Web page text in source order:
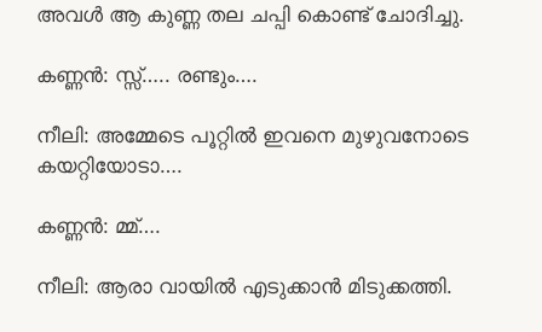
അവൾ ആ കുണ്ണ തല ചപ്പി കൊണ്ട് ചോദിച്ചു.
കണ്ണൻ: സ്സ്‌….. രണ്ടും….
നീലി: അമ്മേടെ പൂറ്റിൽ ഇവനെ മുഴുവനോടെ
കയറ്റിയോടാ….
കണ്ണൻ: മ്മ്….
നീലി: ആരാ വായിൽ എടുക്കാൻ മിടുക്കത്തി.